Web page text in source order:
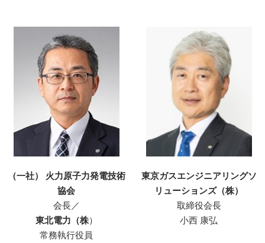
（一社） 火力原子力発電技術
協会
会長／
東北電力（株）
常務執行役員
東京ガスエンジニアリングソ
リューションズ（株）
取締役会長
小西 康弘